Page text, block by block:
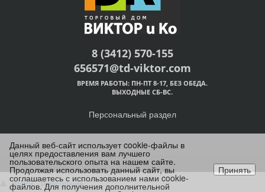
8 (3412) 570-155
656571@td-viktor.com
ВРЕМЯ РАБОТЫ: ПН-ПТ 8-17, БЕЗ ОБЕДА.
ВЫХОДНЫЕ СБ-ВС.
Персональный раздел
© Торговый дом Виктор и Ко, г.Ижевск 2025
Наверх
Войти Регистрация
Данный веб-сайт использует cookie-файлы в
целях предоставления вам лучшего
пользовательского опыта на нашем сайте.
Продолжая использовать данный сайт, вы
соглашаетесь с использованием нами cookie-
файлов. Для получения дополнительной
Принять